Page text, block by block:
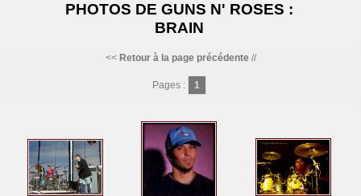
PHOTOS DE GUNS N' ROSES :
BRAIN
<< Retour à la page précédente//
Pages : 1